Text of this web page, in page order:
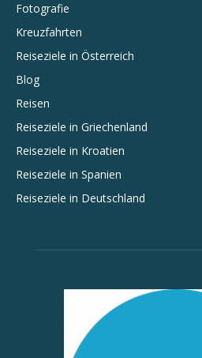
Fotografie
Kreuzfahrten
Reiseziele in Österreich
Blog
Reisen
Reiseziele in Griechenland
Reiseziele in Kroatien
Reiseziele in Spanien
Reiseziele in Deutschland